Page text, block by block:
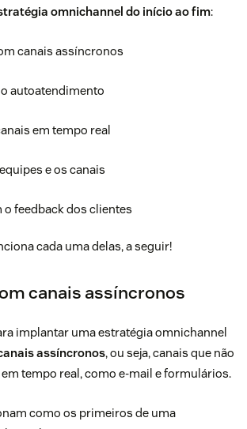
omnichannel do início ao fim:
canais assíncronos
autoatendimento
em tempo real
e os canais
o feedback dos clientes
cada uma delas, a seguir!
canais assíncronos
implantar uma estratégia omnichannel
assíncronos, ou seja,canais que não
tempo real, como e-mail e formulários.
como os primeiros de uma